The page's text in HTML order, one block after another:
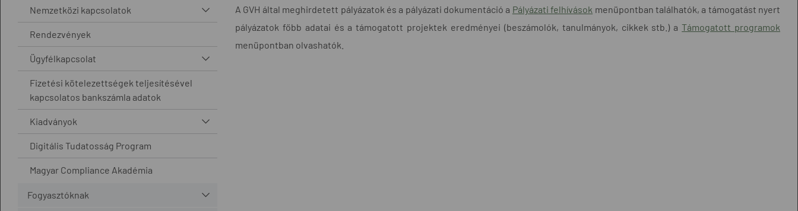
Nemzetközi kapcsolatok
Rendezvények
Ügyfélkapcsolat
Fizetési kötelezettségek teljesítésével
kapcsolatos bankszámla adatok
Kiadványok
Digitális Tudatosság Program
Magyar Compliance Akadémia
Fogyasztóknak
A GVH által meghirdetett pályázatok és a pályázati dokumentáció a Pályázati felhívások menüpontban találhatók, a támogatást nyert
pályázatok főbb adatai és a támogatott projektek eredményei (beszámolók, tanulmányok, cikkek stb.) aTámogatott programok
menüpontban olvashatók.